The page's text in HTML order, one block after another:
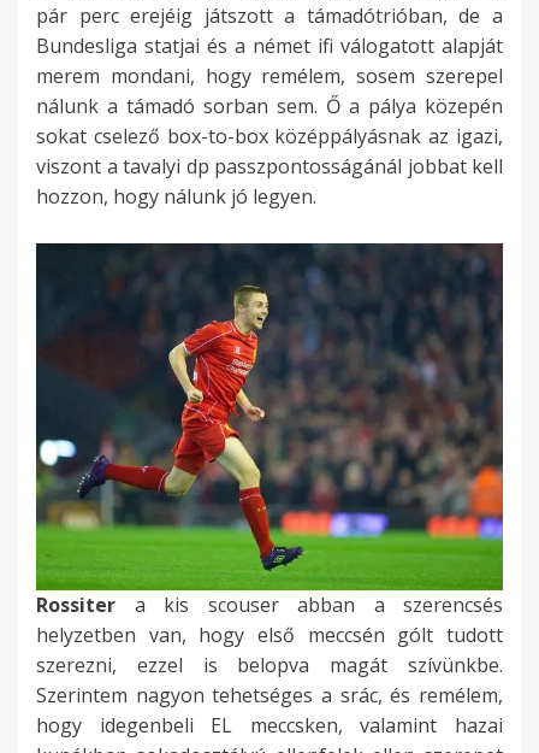
pár perc erejéig játszott a támadótrióban, de a
Bundesliga statjai és a német ifi válogatott alapját
merem mondani, hogy remélem, sosem szerepel
nálunk a támadó sorban sem. Ő a pálya közepén
sokat cselező box-to-box középpályásnak az igazi,
viszont a tavalyi dp passzpontosságánál jobbat kell
hozzon, hogy nálunk jó legyen.
Rossiter a kis scouser abban a szerencsés
helyzetben van, hogy első meccsén gólt tudott
szerezni, ezzel is belopva magát szívünkbe.
Szerintem nagyon tehetséges a srác, és remélem,
hogy idegenbeli EL meccsken, valamint hazai